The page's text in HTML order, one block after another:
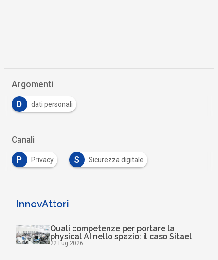
Argomenti
D dati personali
Canali
P Privacy S Sicurezza digitale
InnovAttori
Quali competenze per portare la
physical AI nello spazio: il caso Sitael
22 Lug 2026